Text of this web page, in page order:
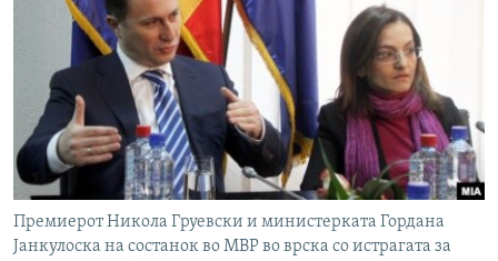
СЛЕДЕТЕ НЕ
РСЕ веб страници
Премиерот Никола Груевски и министерката Гордана
Јанкулоска на состанок во МВР во врска со истрагата за